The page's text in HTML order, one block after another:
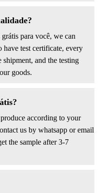
para você, we can
have test certificate, every
and the testing
goods.
according to your
us by whatsapp or email
the sample after 3-7